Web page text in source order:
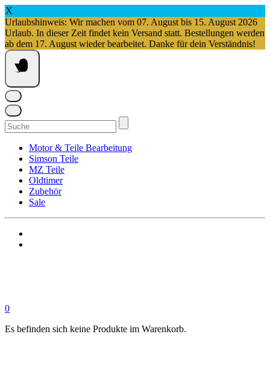
X
Urlaubshinweis: Wir machen vom 07. August bis 15. August 2026
Urlaub. In dieser Zeit findet kein Versand statt. Bestellungen werden
ab dem 17. August wieder bearbeitet. Danke für dein Verständnis!
Springe
zum
Inhalt
Suchen
nach:
Motor & Teile Bearbeitung
Simson Teile
MZ Teile
Oldtimer
Zubehör
Sale
0
Es befinden sich keine Produkte im Warenkorb.